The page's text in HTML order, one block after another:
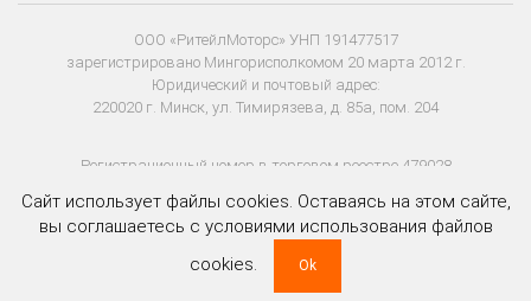
ООО «РитейлМоторс» УНП 191477517
зарегистрировано Мингорисполкомом 20 марта 2012 г.
Юридический и почтовый адрес:
220020 г. Минск, ул. Тимирязева, д. 85а, пом. 204
Регистрационный номер в торговом реестре 479028
Сайт использует файлы cookies. Оставаясь на этом сайте,
вы соглашаетесь с условиями использования файлов
cookies.
Ok